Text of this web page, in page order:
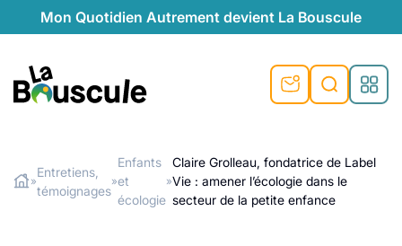
Mon Quotidien Autrement devient La Bouscule
et durable
Rechercher
»
Entretiens,
témoignages
»
Enfants
et
écologie
»
Claire Grolleau, fondatrice de Label
Vie : amener l’écologie dans le
secteur de la petite enfance